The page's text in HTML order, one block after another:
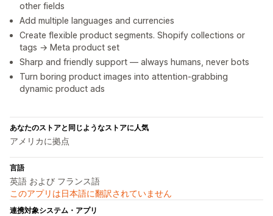
other fields
Add multiple languages and currencies
Create flexible product segments. Shopify collections or
tags → Meta product set
Sharp and friendly support — always humans, never bots
Turn boring product images into attention-grabbing
dynamic product ads
あなたのストアと同じようなストアに人気
アメリカに拠点
言語
英語 および フランス語
このアプリは日本語に翻訳されていません
連携対象システム・アプリ